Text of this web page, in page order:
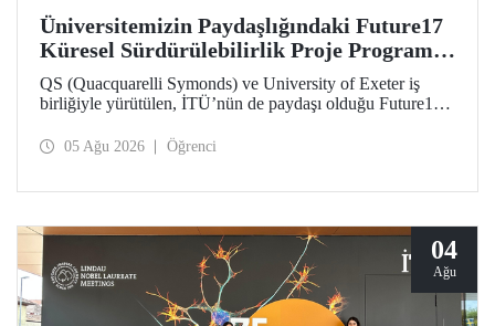
Üniversitemizin Paydaşlığındaki Future17
Küresel Sürdürülebilirlik Proje Programı,
Öğrencilerimizin Başvurularını Bekliyor
QS (Quacquarelli Symonds) ve University of Exeter iş
birliğiyle yürütülen, İTÜ’nün de paydaşı olduğu Future17
öğrenci başvuruları açıldı. Başvurular için son gün 31
05 Ağu 2026 Öğrenci
04
Ağu